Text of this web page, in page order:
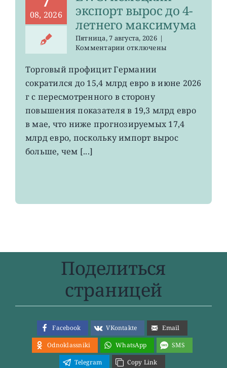
08, 2026
экспорт вырос до 4-
летнего максимума
Пятница, 7 августа, 2026 |
Комментариик
EWG:
немецкий
экспорт
вырос
4-
летнего
отключены
Торговый профицит Германии
сократился до 15,4 млрд евро в июне 2026
г с пересмотренного в сторону
повышения показателя в 19,3 млрд евро
в мае, что ниже прогнозируемых 17,4
млрд евро, поскольку импорт вырос
больше, чем [...]
Поделиться
страницей
Facebook VKontakte
Email
Odnoklassniki
WhatsApp
SMS
Telegram
Copy Link